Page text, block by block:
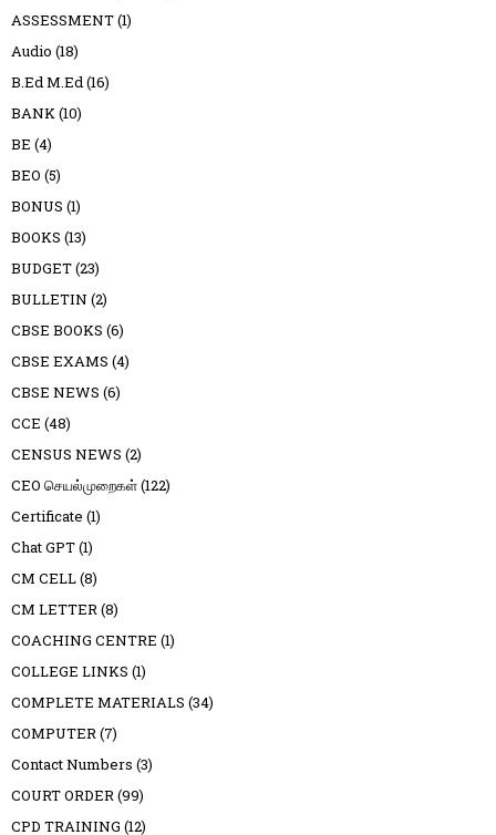
ASSESSMENT(1)
Audio (18)
B.Ed M.Ed (16)
BANK (10)
BE (4)
BEO (5)
BONUS (1)
BOOKS (13)
BUDGET(23)
BULLETIN (2)
CBSE BOOKS (6)
CBSE EXAMS (4)
CBSE NEWS (6)
CCE (48)
CENSUS NEWS (2)
CEO செயல்முறைகள்(122)
Certificate (1)
Chat GPT(1)
CM CELL(8)
CM LETTER (8)
COACHING CENTRE (1)
COLLEGE LINKS (1)
COMPLETE MATERIALS (34)
COMPUTER (7)
Contact Numbers (3)
COURT ORDER (99)
CPD TRAINING (12)